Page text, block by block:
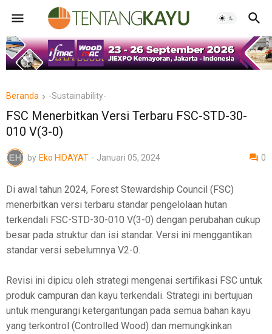
Beranda -Sustainability-
FSC Menerbitkan Versi Terbaru FSC-STD-30-
010 V(3-0)
by Eko HIDAYAT - Januari 05, 2024 0
Di awal tahun 2024, Forest Stewardship Council (FSC)
menerbitkan versi terbaru standar pengelolaan hutan
terkendali FSC-STD-30-010 V(3-0) dengan perubahan cukup
besar pada struktur dan isi standar. Versi ini menggantikan
standar versi sebelumnya V2-0.
Revisi ini dipicu oleh strategi mengenai sertifikasi FSC untuk
produk campuran dan kayu terkendali. Strategi ini bertujuan
untuk mengurangi ketergantungan pada semua bahan kayu
yang terkontrol (Controlled Wood) dan memungkinkan